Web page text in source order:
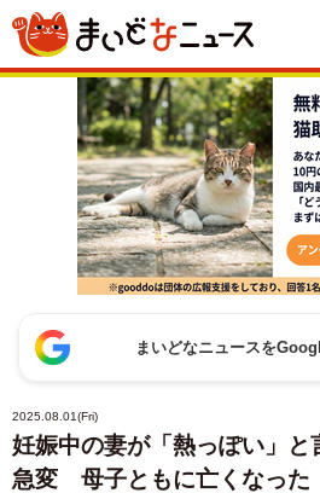
まいどなニュースを
2025.08.01(Fri)
妊娠中の妻が「熱っぽい」と
急変 母子ともに亡くなっ